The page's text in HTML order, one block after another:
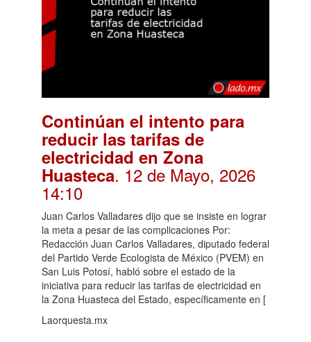
Continúan el intento para
reducir las tarifas de
electricidad en Zona
Huasteca. 12 de Mayo, 2026
14:10
Juan Carlos Valladares dijo que se insiste en lograr
la meta a pesar de las complicaciones Por:
Redacción Juan Carlos Valladares, diputado federal
del Partido Verde Ecologista de México (PVEM) en
San Luis Potosí, habló sobre el estado de la
iniciativa para reducir las tarifas de electricidad en
la Zona Huasteca del Estado, específicamente en [
Laorquesta.mx